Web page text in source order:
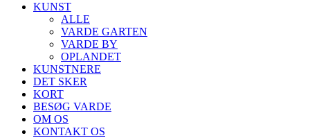
KUNST
ALLE
VARDE GARTEN
VARDE BY
OPLANDET
KUNSTNERE
DET SKER
KORT
BESØG VARDE
OM OS
KONTAKT OS